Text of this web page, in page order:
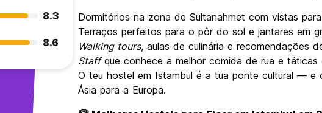
8.3
8.6
Dormitórios na zona de Sultanahmet com vistas
Terraços perfeitos para o pôr do sol e jantares em
Walking tours, aulas de culinária e recomendações
Staffque conhece a melhor comida de rua e táticas
O teu hostel em Istambul é a tua ponte cultural — e
Ásia para a Europa.